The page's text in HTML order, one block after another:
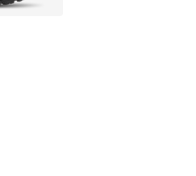
Dit artikel is in de